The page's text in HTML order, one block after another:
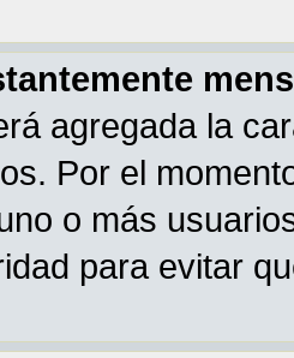
agregada la
Por el
o más
para evitar